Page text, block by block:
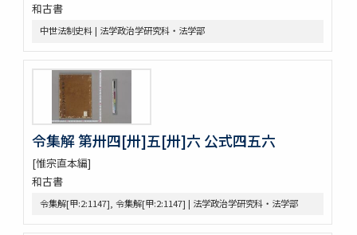
[樺山家文書]
[樺山家文書 第2巻]
[樺山家文書 第3巻]
[樺山家文書 第4巻]
九条公爵家旧蔵古典籍
令義解
親長卿記
令集解[甲:2:1147]
康富記
和古書
中世法制史料 | 法学政治学研究科・法学部
令集解 第卅四[卅]五[卅]六 公式四五六
[惟宗直本編]
和古書
令集解[甲:2:1147], 令集解[甲:2:1147] | 法学政治学研究科・法学部